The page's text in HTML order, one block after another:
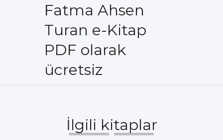
Fatma Ahsen
Turan e-Kitap
PDF olarak
ücretsiz
İlgili kitaplar